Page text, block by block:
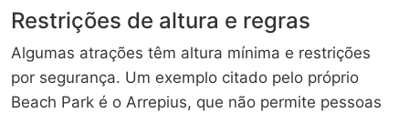
Restrições de altura e regras
Algumas atrações têm altura mínima e restrições
por segurança. Um exemplo citado pelo próprio
Beach Park é o Arrepius, que não permite pessoas